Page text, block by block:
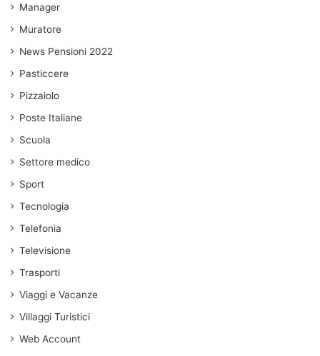
Manager
Muratore
News Pensioni 2022
Pasticcere
Pizzaiolo
Poste Italiane
Scuola
Settore medico
Sport
Tecnologia
Telefonia
Televisione
Trasporti
Viaggi e Vacanze
Villaggi Turistici
Web Account